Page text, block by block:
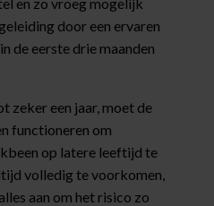
door een ervaren
de eerste drie maanden
zeker een jaar, moet de
functioneren om
op latere leeftijd te
volledig te voorkomen,
aan om het risico zo